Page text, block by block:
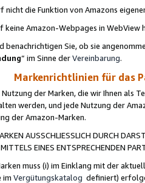
nicht die Funktion von Amazons
keine Amazon-Webpages in WebView
benachrichtigen Sie, ob sie
“ im Sinne derVereinbarung.
Markenrichtlinien für das
der Marken, die wir Ihnen als
werden, und jede Nutzung der
der Amazon-Marken.
AUSSCHLIESSLICH DURCH
EINES ENTSPRECHENDEN
muss (i) im Einklang mit der
im Vergütungskatalog definiert)